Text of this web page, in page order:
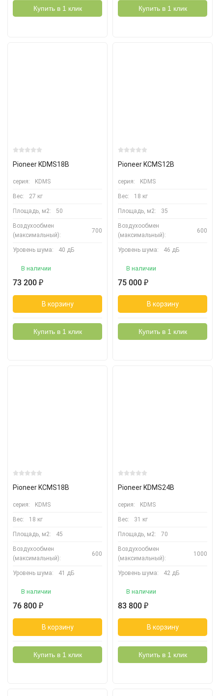
Купить в 1 клик Купить в 1 клик
Pioneer KDMS18B
серия: KDMS
Вес: 27 кг
Площадь, м2: 50
Воздухообмен
(максимальный):
700
Уровень шума: 40 дБ
В наличии
73 200 ₽
В корзину
Купить в 1 клик
Pioneer KCMS12B
серия: KDMS
Вес: 18 кг
Площадь, м2: 35
Воздухообмен
(максимальный):
600
Уровень шума: 46 дБ
В наличии
75 000 ₽
В корзину
Купить в 1 клик
Pioneer KCMS18B
серия: KDMS
Вес: 18 кг
Площадь, м2: 45
Воздухообмен
(максимальный):
600
Уровень шума: 41 дБ
В наличии
76 800 ₽
В корзину
Купить в 1 клик
Pioneer KDMS24B
серия: KDMS
Вес: 31 кг
Площадь, м2: 70
Воздухообмен
(максимальный):
1000
Уровень шума: 42 дБ
В наличии
83 800 ₽
В корзину
Купить в 1 клик